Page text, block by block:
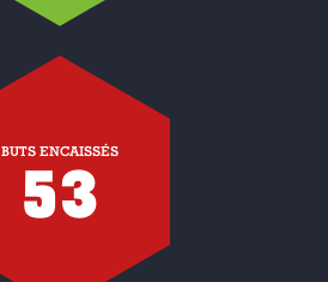
BUTS ENCAISSÉS
53